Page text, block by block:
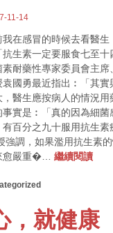
11-14
我在感冒的時候去看醫生
生素一定要服食七至十
耐藥性專家委員會主席
國勇最近指出︰「其實
醫生應按病人的情況用
實是︰「真的因為細菌
百分之九十服用抗生素
強調，如果濫用抗生素
愈嚴重�… 繼續閱讀
，就健康